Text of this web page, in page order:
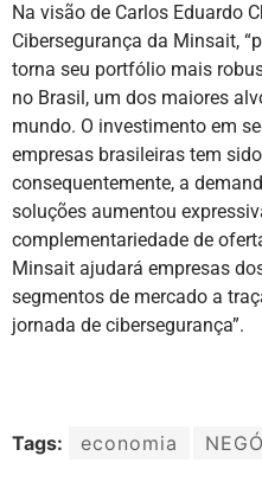
Na visão de Carlos Eduardo
Cibersegurança da Minsait,
torna seu portfólio mais
no Brasil, um dos maiores
mundo. O investimento em
empresas brasileiras tem
consequentemente, a
soluções aumentou
complementariedade de
Minsait ajudará empresas
segmentos de mercado a
jornada de cibersegurança”.
Tags: economia